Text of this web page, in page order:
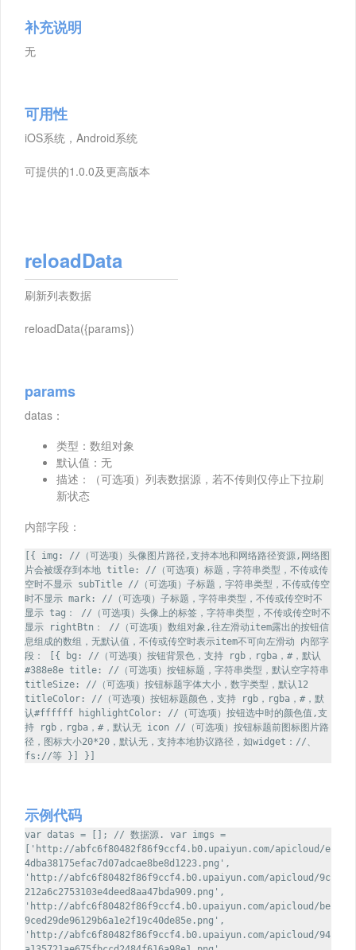
补充说明
无
可用性
iOS系统，Android系统
可提供的1.0.0及更高版本
reloadData
刷新列表数据
reloadData({params})
params
datas：
类型：数组对象
默认值：无
描述：（可选项）列表数据源，若不传则仅停止下拉刷
新状态
内部字段：
[{ img: //（可选项）头像图片路径,支持本地和网络路径资源,网络图
片会被缓存到本地 title: //（可选项）标题，字符串类型，不传或传
空时不显示 subTitle //（可选项）子标题，字符串类型，不传或传空
时不显示 mark: //（可选项）子标题，字符串类型，不传或传空时不
显示 tag： //（可选项）头像上的标签，字符串类型，不传或传空时不
显示 rightBtn： //（可选项）数组对象,往左滑动item露出的按钮信
息组成的数组，无默认值，不传或传空时表示item不可向左滑动 内部字
段： [{ bg: //（可选项）按钮背景色，支持 rgb，rgba，#，默认
#388e8e title: //（可选项）按钮标题，字符串类型，默认空字符串
titleSize: //（可选项）按钮标题字体大小，数字类型，默认12
titleColor: //（可选项）按钮标题颜色，支持 rgb，rgba，#，默
认#ffffff highlightColor: //（可选项）按钮选中时的颜色值,支
持 rgb，rgba，#，默认无 icon //（可选项）按钮标题前图标图片路
径，图标大小20*20，默认无，支持本地协议路径，如widget：//、
fs://等 }] }]
示例代码
var datas = []; // 数据源. var imgs =
['http://abfc6f80482f86f9ccf4.b0.upaiyun.com/apicloud/e
4dba38175efac7d07adcae8be8d1223.png',
'http://abfc6f80482f86f9ccf4.b0.upaiyun.com/apicloud/9c
212a6c2753103e4deed8aa47bda909.png',
'http://abfc6f80482f86f9ccf4.b0.upaiyun.com/apicloud/be
9ced29de96129b6a1e2f19c40de85e.png',
'http://abfc6f80482f86f9ccf4.b0.upaiyun.com/apicloud/94